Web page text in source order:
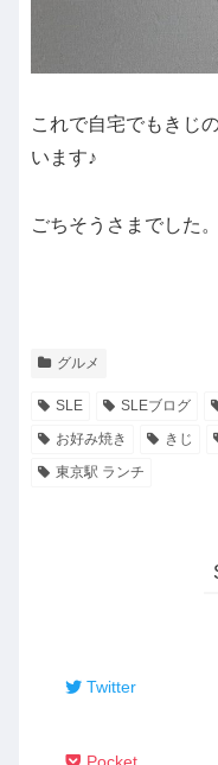
これで自宅でもきじ
います♪
ごちそうさまでした。
グルメ
SLE SLEブログ
お好み焼き
きじ
東京駅 ランチ
Twitter